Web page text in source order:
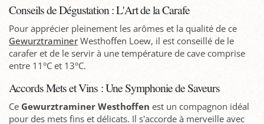
Conseils de Dégustation : L'Art de la Carafe
Pour apprécier pleinement les arômes et la qualité de ce
Gewurztraminer Westhoffen Loew, il est conseillé de le
carafer et de le servir à une température de cave comprise
entre 11°C et 13°C.
Accords Mets et Vins : Une Symphonie de Saveurs
Ce Gewurztraminer Westhoffen est un compagnon idéal
pour des mets fins et délicats. Il s'accorde à merveille avec